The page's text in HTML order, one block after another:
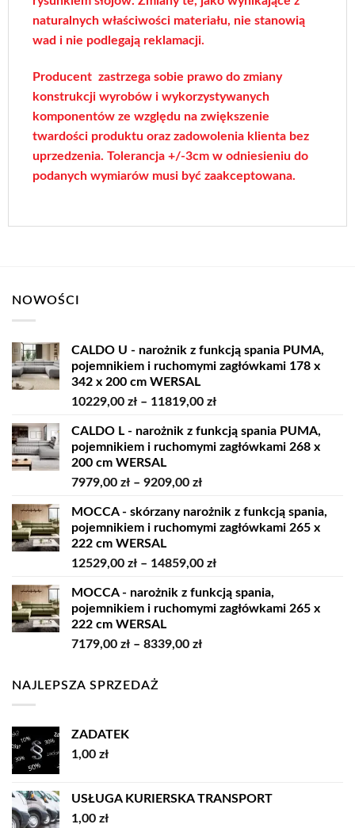
naturalnych właściwości materiału, nie stanowią
wad i nie podlegają reklamacji.
Producent zastrzega sobie prawo do zmiany
konstrukcji wyrobów i wykorzystywanych
komponentów ze względu na zwiększenie
twardości produktu oraz zadowolenia klienta bez
uprzedzenia. Tolerancja +/-3cm w odniesieniu do
podanych wymiarów musi być zaakceptowana.
NOWOŚCI
CALDO U - narożnik z funkcją spania PUMA,
pojemnikiem i ruchomymi zagłówkami 178 x
342 x 200 cm WERSAL
10229,00 zł – 11819,00 złZakres
od
10229,00 zł
CALDO L - narożnik z funkcją spania PUMA,
pojemnikiem i ruchomymi zagłówkami 268 x
200 cm WERSAL
7979,00 zł – 9209,00 złZakres
od
7979,00 zł
9209,00 zł
MOCCA - skórzany narożnik z funkcją spania,
pojemnikiem i ruchomymi zagłówkami 265 x
222 cm WERSAL
12529,00 zł – 14859,00 złZakres
od
12529,00 zł
MOCCA - narożnik z funkcją spania,
pojemnikiem i ruchomymi zagłówkami 265 x
222 cm WERSAL
7179,00 zł – 8339,00 złZakres
NAJLEPSZA SPRZEDAŻ
ZADATEK
1,00 zł
USŁUGA KURIERSKA TRANSPORT
1,00 zł